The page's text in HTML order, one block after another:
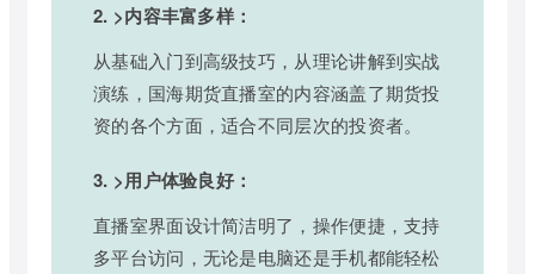
2. >内容丰富多样：
从基础入门到高级技巧，从理论讲解到实战
演练，国海期货直播室的内容涵盖了期货投
资的各个方面，适合不同层次的投资者。
3. >用户体验良好：
直播室界面设计简洁明了，操作便捷，支持
多平台访问，无论是电脑还是手机都能轻松